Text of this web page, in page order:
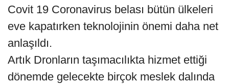
Covit 19 Coronavirus belası bütün ülkeleri
eve kapatırken teknolojinin önemi daha net
anlaşıldı.
Artık Dronların taşımacılıkta hizmet ettiği
dönemde gelecekte birçok meslek dalında